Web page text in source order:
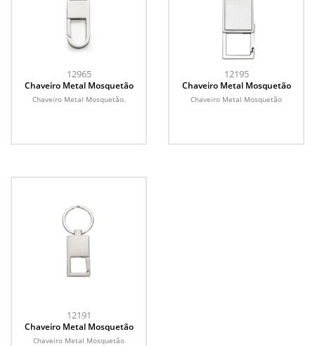
12965
Chaveiro Metal Mosquetão
Chaveiro Metal Mosquetão.
12195
Chaveiro Metal Mosquetão
Chaveiro Metal Mosquetão
12191
Chaveiro Metal Mosquetão
Chaveiro Metal Mosquetão